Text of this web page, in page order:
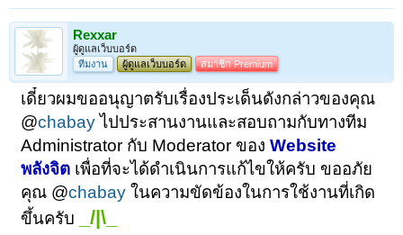
Rexxar
ผู้ดูแลเว็บบอร์ด
ทีมงาน
ผู้ดูแลเว็บบอร์ด สมาชิก Premium
เดี๋ยวผมขออนุญาตรับเรื่องประเด็นดังกล่าวของคุณ
@chabayไปประสานงานและสอบถามกับทางทีม
Administrator กับ Moderator ของWebsite
พลังจิต เพื่อที่จะได้ดำเนินการแก้ไขให้ครับ ขออภัย
คุณ @chabay ในความขัดข้องในการใช้งานที่เกิด
ขึ้นครับ
_/|\_